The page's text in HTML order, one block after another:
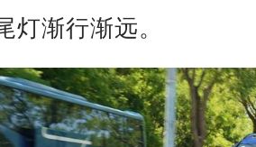
灯渐行渐远。